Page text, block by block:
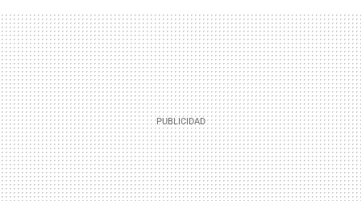
MAIL